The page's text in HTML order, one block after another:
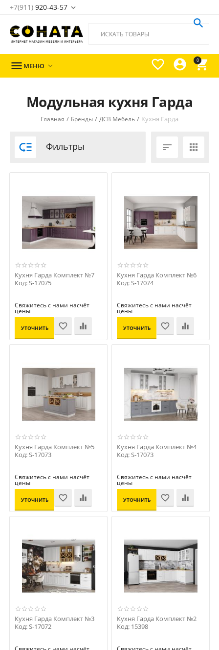
+7(911) 920-43-57 
0




 МЕНЮ 
Модульная кухня Гарда
Главная / Бренды / ДСВ Мебель / Кухня Гарда
 Фильтры  
Кухня Гарда Комплект №7
Код: S-17075
Свяжитесь с нами насчёт
цены
УТОЧНИТЬ
Кухня Гарда Комплект №6
Код: S-17074
Свяжитесь с нами насчёт
цены
УТОЧНИТЬ
Кухня Гарда Комплект №5
Код: S-17073
Свяжитесь с нами насчёт
цены
УТОЧНИТЬ
Кухня Гарда Комплект №4
Код: S-17073
Свяжитесь с нами насчёт
цены
УТОЧНИТЬ
Кухня Гарда Комплект №3
Код: S-17072
Кухня Гарда Комплект №2
Код: 15398